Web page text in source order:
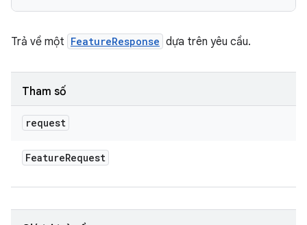
Trả về một FeatureResponse dựa trên yêu cầu.
Tham số
request
FeatureRequest